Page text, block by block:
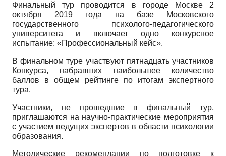
Финальный тур проводится в городе Москве 2
октября 2019 года на базе Московского
государственного психолого-педагогического
университета и включает одно конкурсное
испытание: «Профессиональный кейс».
В финальном туре участвуют пятнадцать участников
Конкурса, набравших наибольшее количество
баллов в общем рейтинге по итогам экспертного
тура.
Участники, не прошедшие в финальный тур,
приглашаются на научно-практические мероприятия
с участием ведущих экспертов в области психологии
образования.
Методические рекомендации по подготовке к